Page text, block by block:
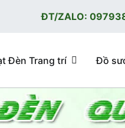
ĐT/ZALO:
Hãng, loại tốt, giá
Đèn Trang trí Đồ